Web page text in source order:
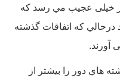
خیلی عجيب مي رسد که
درحالي كه اتفاقات گذشته
آورند.
هاي دور را بيشتر از